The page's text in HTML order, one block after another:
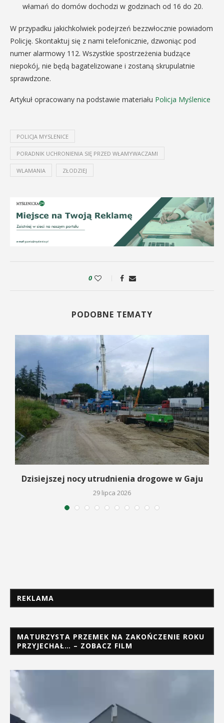
włamań do domów dochodzi w godzinach od 16 do 20.
W przypadku jakichkolwiek podejrzeń bezzwłocznie powiadom
Policję. Skontaktuj się z nami telefonicznie, dzwoniąc pod
numer alarmowy 112. Wszystkie spostrzeżenia budzące
niepokój, nie będą bagatelizowane i zostaną skrupulatnie
sprawdzone.
Artykuł opracowany na podstawie materiału Policja Myślenice
POLICJA MYSLENICE
PORADNIK UCHRONIENIA SIĘ PRZED WŁAMYWACZAMI
WLAMANIA ZŁODZIEJ
0
PODOBNE TEMATY
Dzisiejszej nocy utrudnienia drogowe w Gaju
29 lipca 2026
REKLAMA
MATURZYSTA PRZEMEK NA ZAKOŃCZENIE ROKU
PRZYJECHAŁ… – ZOBACZ FILM
Odtwarzacz